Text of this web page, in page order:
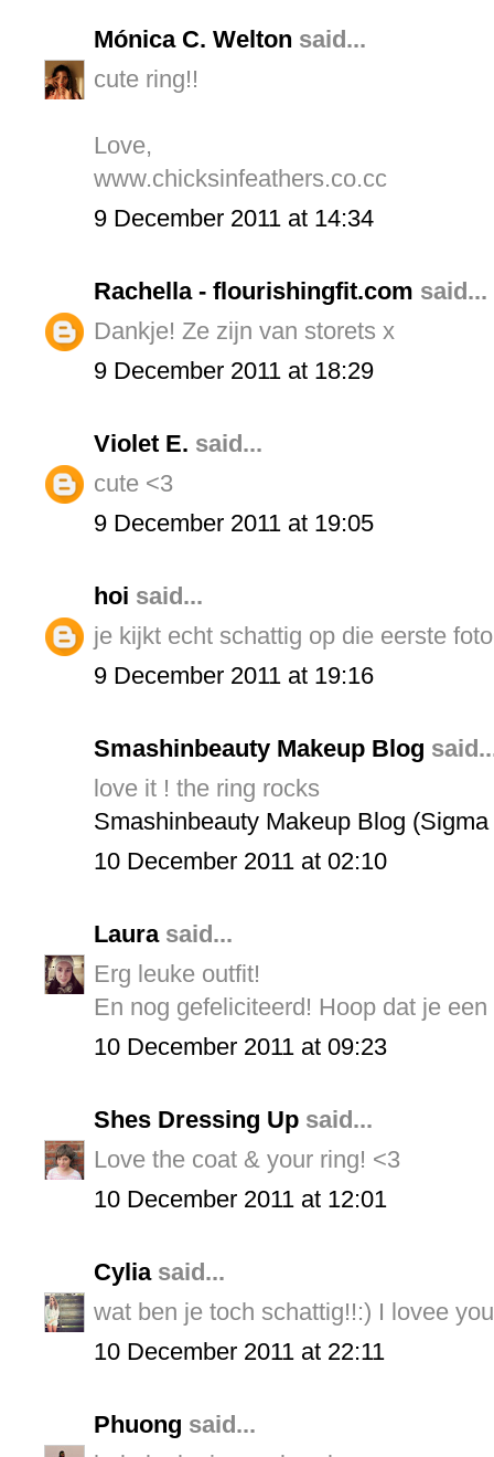
Mónica C. Welton said...
cute ring!!
Love,
www.chicksinfeathers.co.cc
9 December 2011 at 14:34
Rachella - flourishingfit.com said...
Dankje! Ze zijn van storets x
9 December 2011 at 18:29
Violet E. said...
cute <3
9 December 2011 at 19:05
hoi said...
je kijkt echt schattig op die eerste
9 December 2011 at 19:16
Smashinbeauty Makeup Blog
love it ! the ring rocks
Smashinbeauty Makeup Blog
10 December 2011 at 02:10
Laurasaid...
Erg leuke outfit!
En nog gefeliciteerd! Hoop dat je
10 December 2011 at 09:23
Shes Dressing Up said...
Love the coat & your ring! <3
10 December 2011 at 12:01
Cyliasaid...
wat ben je toch schattig!!:) I lovee
10 December 2011 at 22:11
Phuong said...